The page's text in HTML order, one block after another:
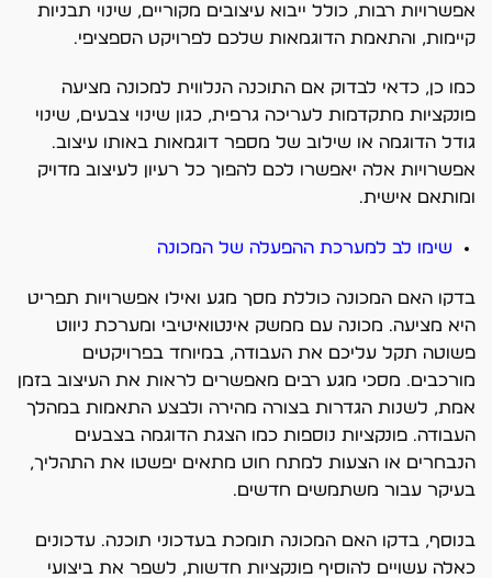
אפשרויות רבות, כולל ייבוא עיצובים מקוריים, שינוי תבניות
קיימות, והתאמת הדוגמאות שלכם לפרויקט הספציפי.
כמו כן, כדאי לבדוק אם התוכנה הנלווית למכונה מציעה
פונקציות מתקדמות לעריכה גרפית, כגון שינוי צבעים, שינוי
גודל הדוגמה או שילוב של מספר דוגמאות באותו עיצוב.
אפשרויות אלה יאפשרו לכם להפוך כל רעיון לעיצוב מדויק
ומותאם אישית.
שימו לב למערכת ההפעלה של המכונה
בדקו האם המכונה כוללת מסך מגע ואילו אפשרויות תפריט
היא מציעה. מכונה עם ממשק אינטואיטיבי ומערכת ניווט
פשוטה תקל עליכם את העבודה, במיוחד בפרויקטים
מורכבים. מסכי מגע רבים מאפשרים לראות את העיצוב בזמן
אמת, לשנות הגדרות בצורה מהירה ולבצע התאמות במהלך
העבודה. פונקציות נוספות כמו הצגת הדוגמה בצבעים
הנבחרים או הצעות למתח חוט מתאים יפשטו את התהליך,
בעיקר עבור משתמשים חדשים.
בנוסף, בדקו האם המכונה תומכת בעדכוני תוכנה. עדכונים
כאלה עשויים להוסיף פונקציות חדשות, לשפר את ביצועי